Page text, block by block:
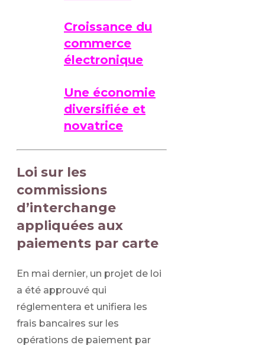
Croissance du
commerce
électronique
Une économie
diversifiée et
novatrice
Loi sur les
commissions
d’interchange
appliquées aux
paiements par carte
En mai dernier, un projet de loi
a été approuvé qui
réglementera et unifiera les
frais bancaires sur les
opérations de paiement par